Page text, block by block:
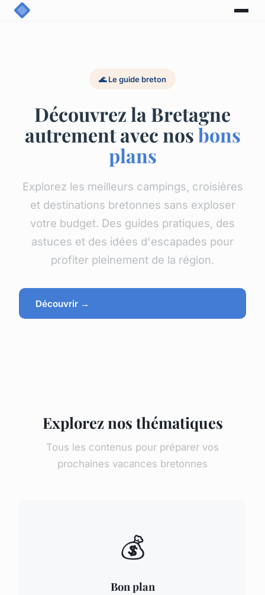
🌊 Le guide breton
Découvrez la Bretagne
autrement avec nosbons
plans
Explorez les meilleurs campings, croisières
et destinations bretonnes sans exploser
votre budget. Des guides pratiques, des
astuces et des idées d'escapades pour
profiter pleinement de la région.
Découvrir →
Explorez nos thématiques
Tous les contenus pour préparer vos
prochaines vacances bretonnes
💰
Bon plan